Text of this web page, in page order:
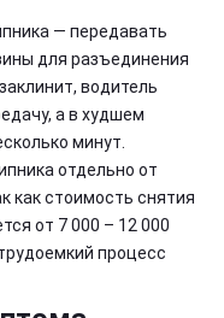
— передавать
для разъединения
водитель
а в худшем
минут.
отдельно от
как стоимость снятия
от 7 000 – 12 000
процесс